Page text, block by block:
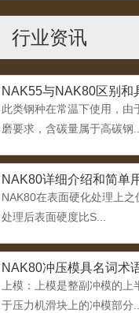
压铸模具钢3cr2w8v
...
4Cr13
行业资讯
NAK55与NAK80区别和
绍
此类钢种在常温下使用，由
磨要求，含碳量属于高碳钢
NAK80详细介绍和简单
NAK80在表面硬化处理上之
处理后表面硬度比S...
NAK80冲压模具名词术
上模：上模是整副冲模的上
于压力机滑块上的冲模部分